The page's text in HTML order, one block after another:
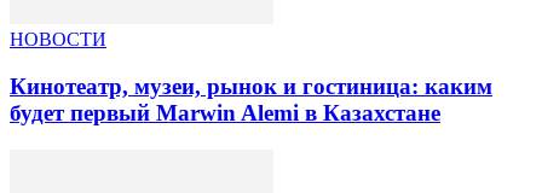
НОВОСТИ
Кинотеатр, музеи, рынок и гостиница: каким
будет первый Marwin Alemi в Казахстане